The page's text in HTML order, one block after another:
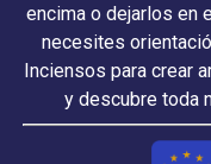
encima o dejarlos en
necesites
Inciensos para crear
y descubre toda